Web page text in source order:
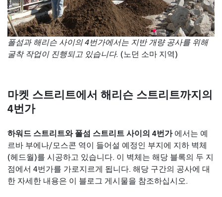
폴섬과 해리슨 사이의 4번가에서는 지반 개량 공사를 위해
굴착 작업이 진행되고 있습니다. (노던 소마 지역)
마켓 스트리트에서 해리슨 스트리트까지의
4번가
하워드 스트리트와 폴섬 스트리트 사이의 4번가에서는 예
르바 부에나/모스콘 역이 들어설 예정인 부지에 지하 벽체
(헤드월)를 시공하고 있습니다. 이 벽체는 해당 블록의 두 지
점에서 4번가를 가로지르게 됩니다. 해당 구간의 공사에 대
한 자세한 내용은 이 블로그 게시물을 참조하십시오.